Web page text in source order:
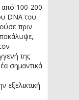
από 100-200
DNA του
πριν
της
σημαντικά
εξελικτική